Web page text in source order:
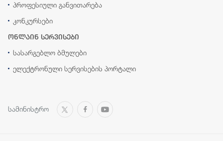
პროფესიული განვითარება
კონკურსები
ონლაინ სერვისები
სასარგებლო ბმულები
ელექტრონული სერვისების პორტალი
სამინისტრო